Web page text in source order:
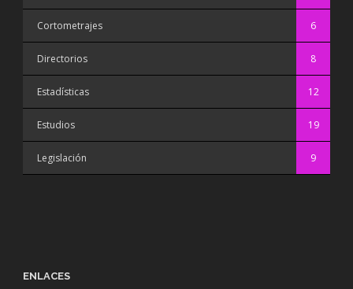
Cortometrajes 6
Directorios 8
Estadísticas 12
Estudios 19
Legislación 9
ENLACES